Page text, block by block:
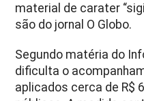
material de carater
são do jornal O Globo.
Segundo matéria do
dificulta o
aplicados cerca de R$